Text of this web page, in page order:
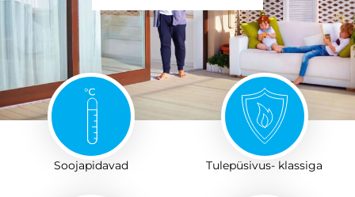
Soojapidavad Tulepüsivus- klassiga​